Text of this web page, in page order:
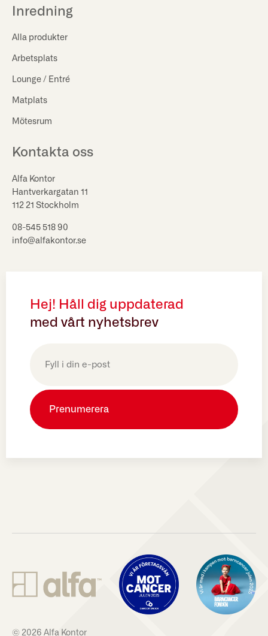
Inredning
Alla produkter
Arbetsplats
Lounge / Entré
Matplats
Mötesrum
Kontakta oss
Alfa Kontor
Hantverkargatan 11
112 21 Stockholm
08-545 518 90
info@alfakontor.se
Hej! Håll dig uppdaterad
med vårt nyhetsbrev
(Obligatoriskt)
© 2026 Alfa Kontor